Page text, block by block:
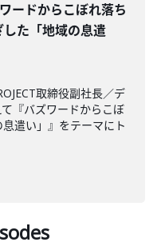
ードからこぼれ落ち
た「地域の息遣
取締役副社長／デ
『バズワードからこぼ
遣い」』をテーマにト